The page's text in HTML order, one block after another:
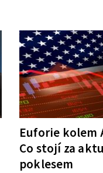
Euforie kolem
Co stojí za
poklesem